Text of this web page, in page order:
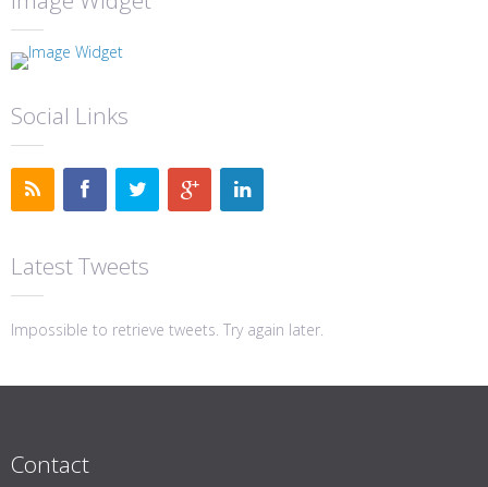
Social Links
Latest Tweets
Impossible to retrieve tweets. Try again later.
Contact